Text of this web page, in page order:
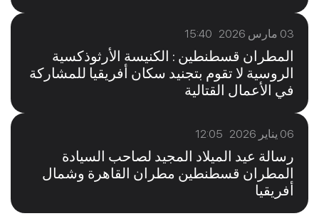
03 مارس 2026 15:40
المطران قسطنطين : الكنيسة الأرثوذكسية
الروسية لا تقوم بتجنيد سكان أفريقيا للمشاركة
في الأعمال القتالية
06 يناير 2026 12:05
رسالة عيد الميلاد المجيد لصاحب السيادة
المطران قسطنطين مطران القاهرة وشمال
أفريقيا